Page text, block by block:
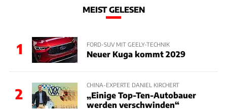
MEIST GELESEN
1 FORD-SUV MIT GEELY-TECHNIK
Neuer Kuga kommt 2029
2
CHINA-EXPERTE DANIEL KIRCHERT
„Einige Top-Ten-Autobauer
werden verschwinden“